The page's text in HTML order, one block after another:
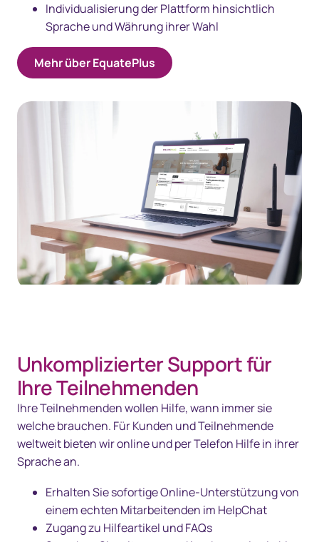
Individualisierung der Plattform hinsichtlich
Sprache und Währung ihrer Wahl
Mehr über EquatePlus
Unkomplizierter Support für
Ihre Teilnehmenden
Ihre Teilnehmenden wollen Hilfe, wann immer sie
welche brauchen. Für Kunden und Teilnehmende
weltweit bieten wir online und per Telefon Hilfe in ihrer
Sprache an.
Erhalten Sie sofortige Online-Unterstützung von
einem echten Mitarbeitenden im HelpChat
Zugang zu Hilfeartikel und FAQs